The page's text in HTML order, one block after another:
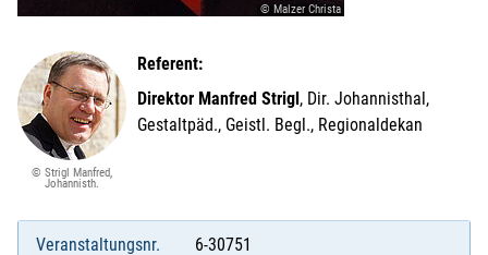
© Malzer Christa
© Strigl Manfred,
Johannisth.
Referent:
Direktor Manfred Strigl, Dir. Johannisthal,
Gestaltpäd., Geistl. Begl., Regionaldekan
Veranstaltungsnr. 6-30751